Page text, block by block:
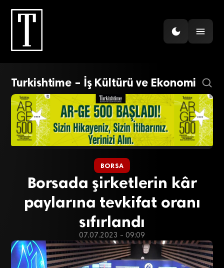
Turkishtime – İş Kültürü ve Ekonomi
BORSA
Borsada şirketlerin kâr
paylarına tevkifat oranı
sıfırlandı
07.07.2023 - 09:09